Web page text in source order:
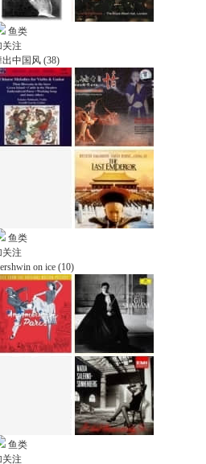
鱼类
关注
出中国风 (38)
鱼类
关注
on ice (10)
鱼类
关注